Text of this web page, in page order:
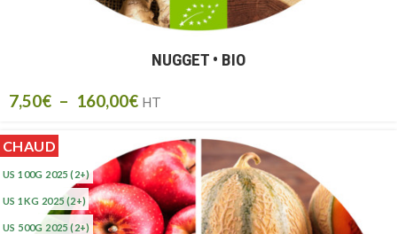
NUGGET • BIO
7,50€ – 160,00€ HT
CHAUD
US 100G 2025(2+)
US 1KG 2025 (2+)
US 500G 2025(2+)